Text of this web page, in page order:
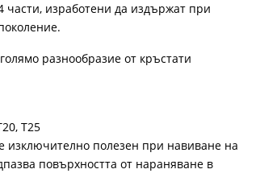
части, изработени да издържат при
разнообразие от кръстати
T25
изключително полезен при навиване на
повърхността от нараняване в